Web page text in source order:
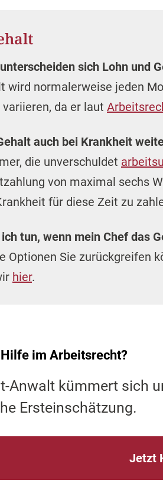
sich Lohn und
wird normalerweise jeden
da er laut
auch bei Krankheit
die unverschuldet
von maximal sechs
für diese Zeit zu
tun, wenn mein Chef das
Optionen Sie zurückgreifen
hier.
im Arbeitsrecht?
Anwalt kümmert sich
Ersteinschätzung.
Jetzt